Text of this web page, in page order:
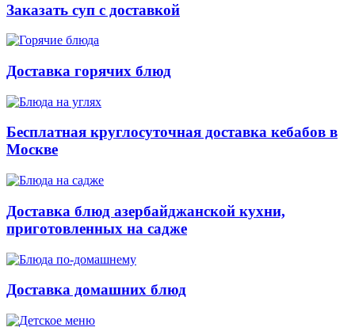
Заказать суп с доставкой
Доставка горячих блюд
Бесплатная круглосуточная доставка кебабов в
Москве
Доставка блюд азербайджанской кухни,
приготовленных на садже
Доставка домашних блюд